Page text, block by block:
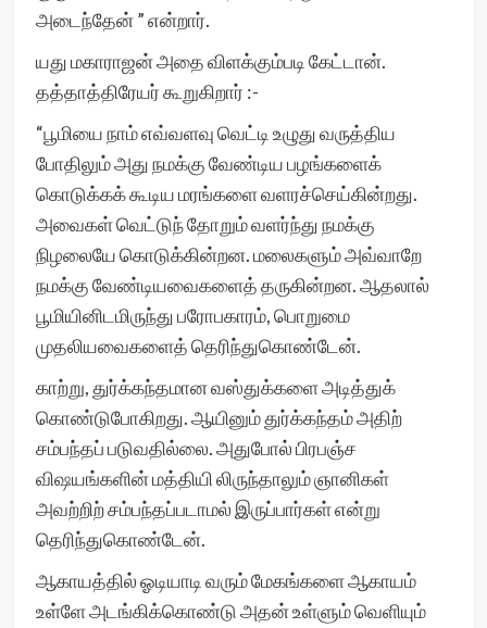
அடைந்தேன் ” என்றார்.
யது மகாராஜன் அதை விளக்கும்படி கேட்டான்.
தத்தாத்திரேயர் கூறுகிறார் :-
“பூமியை நாம் எவ்வளவு வெட்டி உழுது வருத்திய
போதிலும் அது நமக்கு வேண்டிய பழங்களைக்
கொடுக்கக் கூடிய மரங்களை வளரச்செய்கின்றது.
அவைகள் வெட்டுந் தோறும் வளர்ந்து நமக்கு
நிழலையே கொடுக்கின்றன. மலைகளும் அவ்வாறே
நமக்கு வேண்டியவைகளைத் தருகின்றன. ஆதலால்
பூமியினிடமிருந்து பரோபகாரம், பொறுமை
முதலியவைகளைத் தெரிந்துகொண்டேன்.
காற்று, துர்க்கந்தமான வஸ்துக்களை அடித்துக்
கொண்டுபோகிறது. ஆயினும் துர்க்கந்தம் அதிற்
சம்பந்தப் படுவதில்லை. அதுபோல் பிரபஞ்ச
விஷயங்களின் மத்தியி லிருந்தாலும் ஞானிகள்
அவற்றிற் சம்பந்தப்படாமல் இருப்பார்கள் என்று
தெரிந்துகொண்டேன்.
ஆகாயத்தில் ஓடியாடி வரும் மேகங்களை ஆகாயம்
உள்ளே அடங்கிக்கொண்டு அதன் உள்ளும் வெளியும்